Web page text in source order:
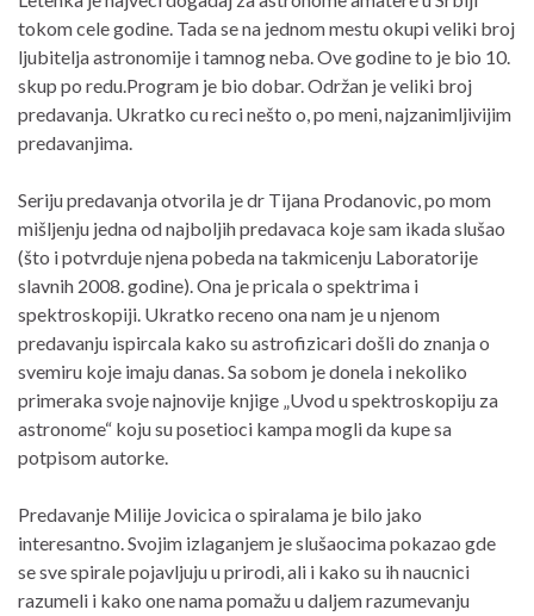
tokom cele godine. Tada se na jednom mestu okupi veliki broj
ljubitelja astronomije i tamnog neba. Ove godine to je bio 10.
skup po redu.Program je bio dobar. Održan je veliki broj
predavanja. Ukratko cu reci nešto o, po meni, najzanimljivijim
predavanjima.
Seriju predavanja otvorila je dr Tijana Prodanovic, po mom
mišljenju jedna od najboljih predavaca koje sam ikada slušao
(što i potvrduje njena pobeda na takmicenju Laboratorije
slavnih 2008. godine). Ona je pricala o spektrima i
spektroskopiji. Ukratko receno ona nam je u njenom
predavanju ispircala kako su astrofizicari došli do znanja o
svemiru koje imaju danas. Sa sobom je donela i nekoliko
primeraka svoje najnovije knjige „Uvod u spektroskopiju za
astronome“ koju su posetioci kampa mogli da kupe sa
potpisom autorke.
Predavanje Milije Jovicica o spiralama je bilo jako
interesantno. Svojim izlaganjem je slušaocima pokazao gde
se sve spirale pojavljuju u prirodi, ali i kako su ih naucnici
razumeli i kako one nama pomažu u daljem razumevanju